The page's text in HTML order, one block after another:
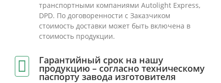
транспортными компаниями Autolight Express,
DPD. По договоренности с Заказчиком
стоимость доставки может быть включена в
стоимость продукции.
Гарантийный срок на нашу
продукцию – согласно техническому
паспорту завода изготовителя